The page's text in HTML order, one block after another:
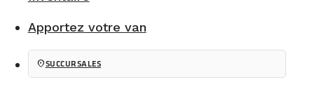
Apportez votre van
location_onSUCCURSALES